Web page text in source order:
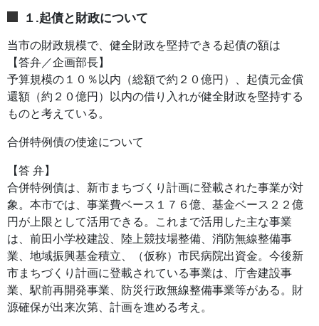
１.起債と財政について
当市の財政規模で、健全財政を堅持できる起債の額は
【答弁／企画部長】
予算規模の１０％以内（総額で約２０億円）、起債元金償
還額（約２０億円）以内の借り入れが健全財政を堅持する
ものと考えている。
合併特例債の使途について
【答 弁】
合併特例債は、新市まちづくり計画に登載された事業が対
象。本市では、事業費ベース１７６億、基金ベース２２億
円が上限として活用できる。これまで活用した主な事業
は、前田小学校建設、陸上競技場整備、消防無線整備事
業、地域振興基金積立、（仮称）市民病院出資金。今後新
市まちづくり計画に登載されている事業は、庁舎建設事
業、駅前再開発事業、防災行政無線整備事業等がある。財
源確保が出来次第、計画を進める考え。